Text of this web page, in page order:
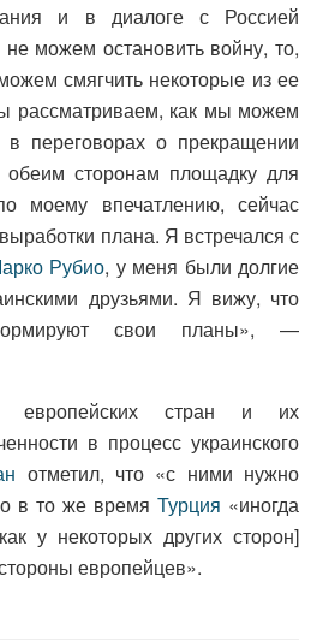
и в диалоге с Россией
можем остановить войну, то,
смягчить некоторые из ее
рассматриваем, как мы можем
в переговорах о прекращении
сторонам площадку для
моему впечатлению, сейчас
плана. Я встречался с
Рубио, у меня были долгие
друзьями. Я вижу, что
свои планы», —
европейских стран и их
в процесс украинского
отметил, что «с ними нужно
в то же время Турция «иногда
у некоторых других сторон]
европейцев».